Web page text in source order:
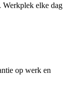
Werkplek elke dag
op werk en